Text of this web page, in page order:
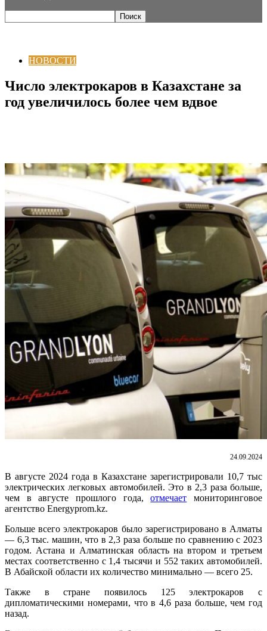
НОВОСТИ
Число электрокаров в Казахстане за
год увеличилось более чем вдвое
24.09.2024
В августе 2024 года в Казахстане зарегистрировали 10,7 тыс
электрических легковых автомобилей. Это в 2,3 раза больше,
чем в августе прошлого года,отмечает мониторинговое
агентство Energyprom.kz.
Больше всего электрокаров было зарегистрировано в Алматы
— 6,3 тыс. машин, что в 2,3 раза больше по сравнению с 2023
годом. Астана и Алматинская область на втором и третьем
местах соответственно с 1,4 тысячи и 552 таких автомобилей.
В Абайской области их количество минимально — всего 25.
Также в стране появилось 125 электрокаров с
дипломатическими номерами, что в 4,6 раза больше, чем год
назад.